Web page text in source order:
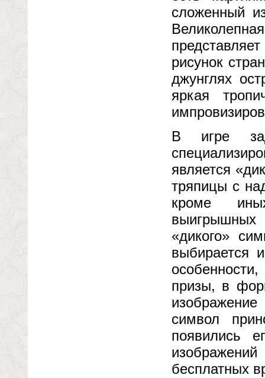
сложенный
рисунок
джунглях
яркая
В игре
является
тряпицы с
кроме
выигрышных
«дикого»
выбирается
призы, в
символ
появились
бесплатных